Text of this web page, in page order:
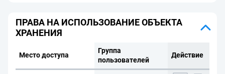
ПРАВА НА ИСПОЛЬЗОВАНИЕ ОБЪЕКТА
ХРАНЕНИЯ
Место доступа
Группа
пользователей
Действие